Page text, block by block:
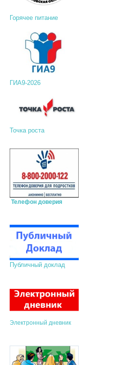
Горячее питание
ГИА9-2026
Точка роста
Телефон доверия
Публичный доклад
Электронный дневник